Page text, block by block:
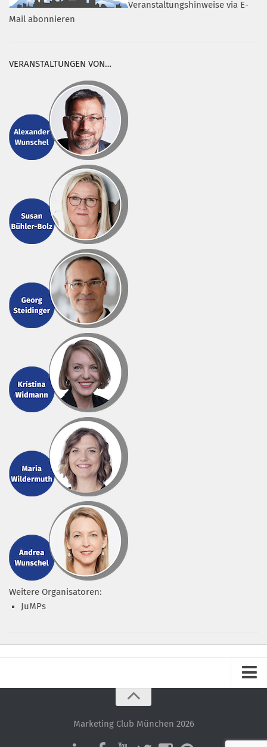
Veranstaltungshinweise via E-
Mail abonnieren
VERANSTALTUNGEN VON…
Weitere Organisatoren:
JuMPs
Datenschutz – ganz einfach!
Datenschutzerklärung
Marketing Club München 2026